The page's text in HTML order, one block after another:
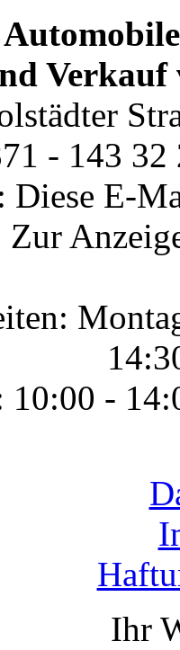
Verkauf
- 143
Diese E-
Zur
10:00 -
Ihr